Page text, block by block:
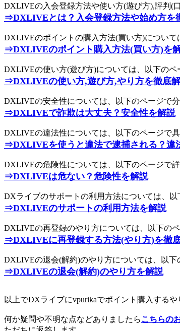
DXLIVEの入会登録方法や使い方(遊び方),評判(
⇒DXLIVEとは？入会登録方法や始め方を
DXLIVEのポイントの購入方法(買い方)について
⇒DXLIVEのポイント購入方法(買い方)を
DXLIVEの使い方(遊び方)については、以下のペ
⇒DXLIVEの使い方,遊び方,やり方を徹底
DXLIVEの安全性については、以下のページで
⇒DXLIVEで詐欺は大丈夫？安全性を解説
DXLIVEの違法性については、以下のページで
⇒DXLIVEを使うと違法で逮捕される？違
DXLIVEの危険性については、以下のページで
⇒DXLIVEは危ない？危険性を解説
DXライブのサポートの利用方法については、
⇒DXLIVEのサポートの利用方法を解説
DXLIVEの再登録のやり方については、以下の
⇒DXLIVEに再登録する方法(やり方)を徹
DXLIVEの退会(解約)のやり方については、以下
⇒DXLIVEの退会(解約)のやり方を解説
以上でDXライブにvpurikaでポイント購入するや
何か疑問や不明な点などありましたらこちらの